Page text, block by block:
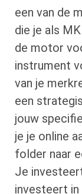
een van de
die je als
de motor
instrument
van je
een
jouw
je je online
folder naar
Je
investeert in